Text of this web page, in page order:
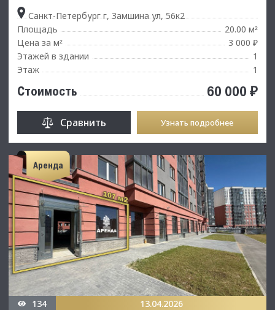
Санкт-Петербург г, Замшина ул, 56к2
Площадь
20.00 м²
Цена за м²
3 000 ₽
Этажей в здании
1
Этаж
1
Стоимость 60 000 ₽
Сравнить Узнать подробнее
Аренда
134 13.04.2026